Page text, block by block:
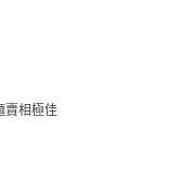
賣相極佳